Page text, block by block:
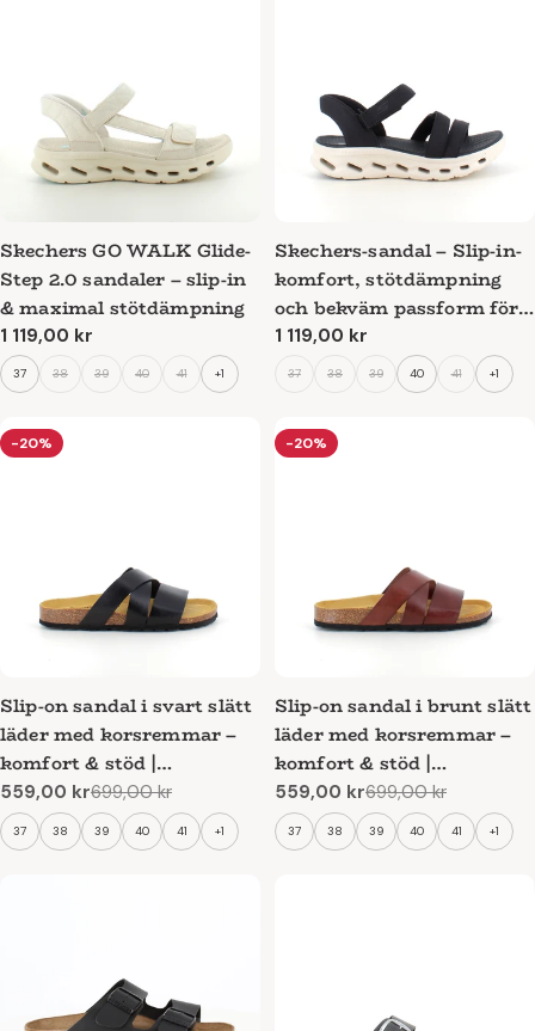
Skechers GO WALK Glide-
Step 2.0 sandaler – slip-in
& maximal stötdämpning
Ordinarie
pris
1 119,00 kr
37 38 39 40 41 +1
Skechers-sandal – Slip-in-
komfort, stötdämpning
och bekväm passform för
hela dagen
Ordinarie
1 119,00 kr
37 38 39 40 41 +1
-20%
Slip-on sandal i svart slätt
läder med korsremmar –
komfort & stöd |
SSKbutiken.se
Reapris
559,00 kr
Ordinarie
pris
699,00 kr
37 38 39 40 41 +1
-20%
Slip-on sandal i brunt slätt
läder med korsremmar –
komfort & stöd |
SSKbutiken.se
Reapris
559,00 kr
Ordinarie
pris
699,00 kr
37 38 39 40 41 +1